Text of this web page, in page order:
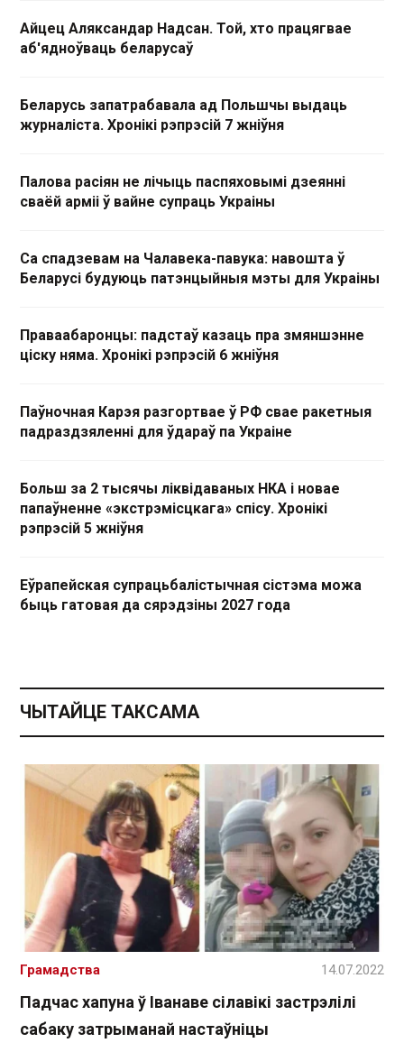
Айцец Аляксандар Надсан. Той, хто працягвае
аб'ядноўваць беларусаў
Беларусь запатрабавала ад Польшчы выдаць
журналіста. Хронікі рэпрэсій 7 жніўня
Палова расіян не лічыць паспяховымі дзеянні
сваёй арміі ў вайне супраць Украіны
Са спадзевам на Чалавека-павука: навошта ў
Беларусі будуюць патэнцыйныя мэты для Украіны
Праваабаронцы: падстаў казаць пра змяншэнне
ціску няма. Хронікі рэпрэсій 6 жніўня
Паўночная Карэя разгортвае ў РФ свае ракетныя
падраздзяленні для ўдараў па Украіне
Больш за 2 тысячы ліквідаваных НКА і новае
папаўненне «экстрэмісцкага» спісу. Хронікі
рэпрэсій 5 жніўня
Еўрапейская супрацьбалістычная сістэма можа
быць гатовая да сярэдзіны 2027 года
ЧЫТАЙЦЕ ТАКСАМА
Падчас хапуна ў Іванаве сілавікі застрэлілі
сабаку затрыманай настаўніцы
Грамадства 14.07.2022